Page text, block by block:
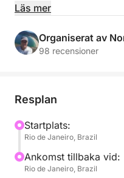
kryssar du förbi den
Vermelha och Urca.
lokal besättning och
bekvämligheter
kommer att se mer av
minnesvärt.
Läs mer
Organiserat av
98 recensioner
Resplan
Startplats:
Rio de Janeiro, Brazil
Ankomst tillbaka vid:
Rio de Janeiro, Brazil